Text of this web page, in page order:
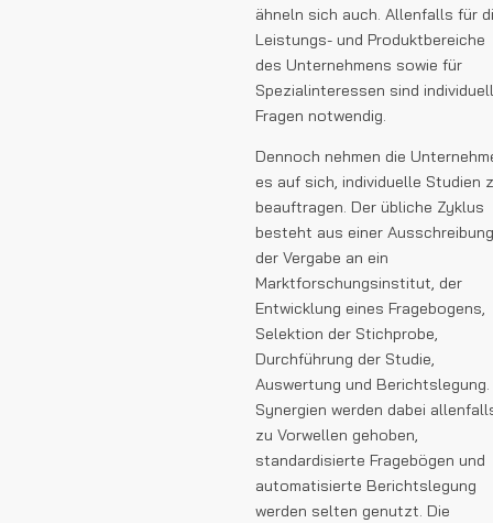
ähneln sich auch. Allenfalls für
Leistungs- und Produktbereiche
des Unternehmens sowie für
Spezialinteressen sind
Fragen notwendig.
Dennoch nehmen die
es auf sich, individuelle Studien
beauftragen. Der übliche Zyklus
besteht aus einer
der Vergabe an ein
Marktforschungsinstitut, der
Entwicklung eines Fragebogens,
Selektion der Stichprobe,
Durchführung der Studie,
Auswertung und Berichtslegung.
Synergien werden dabei
zu Vorwellen gehoben,
standardisierte Fragebögen und
automatisierte Berichtslegung
werden selten genutzt. Die